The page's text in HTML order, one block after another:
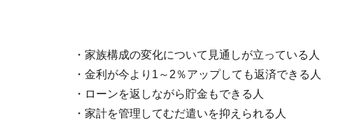
・家族構成の変化について見通しが立っている人
・金利が今より1～2％アップしても返済できる人
・ローンを返しながら貯金もできる人
・家計を管理してむだ遣いを抑えられる人